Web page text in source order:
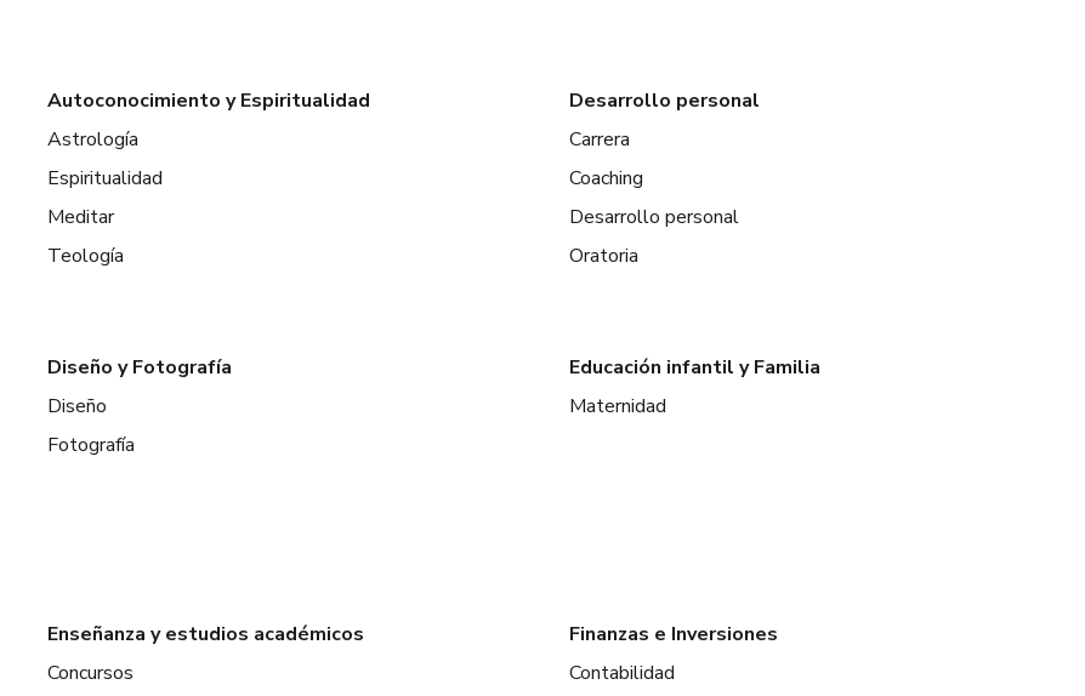
Autoconocimiento y Espiritualidad
Astrología
Espiritualidad
Meditar
Teología
Desarrollo personal
Carrera
Coaching
Desarrollo personal
Oratoria
Diseño y Fotografía
Diseño
Fotografía
Educación infantil y Familia
Maternidad
Enseñanza y estudios académicos
Concursos
Finanzas e Inversiones
Contabilidad